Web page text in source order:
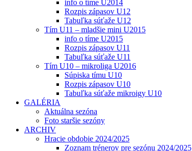
info o tíme U2014
Rozpis zápasov U12
Tabuľka súťaže U12
Tím U11 – mladšie mini U2015
info o tíme U2015
Rozpis zápasov U11
Tabuľka súťaže U11
Tím U10 – mikroliga U2016
Súpiska tímu U10
Rozpis zápasov U10
Tabuľka súťaže mikroigy U10
GALÉRIA
Aktuálna sezóna
Foto staršie sezóny
ARCHIV
Hracie obdobie 2024/2025
Zoznam trénerov pre sezónu 2024/2025